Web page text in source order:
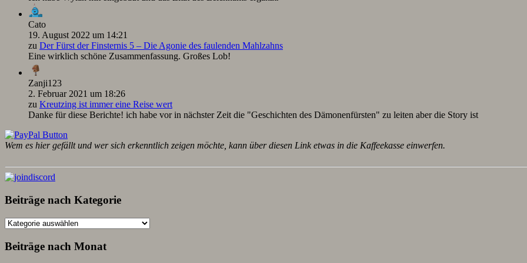
Cato
19. August 2022 um 14:21
zu Der Fürst der Finsternis 5 – Die Agonie des faulenden Mahlzahns
Eine wirklich schöne Zusammenfassung. Großes Lob!
Zanji123
2. Februar 2021 um 18:26
zu Kreutzing ist immer eine Reise wert
Danke für diese Berichte! ich habe vor in nächster Zeit die "Geschichten des Dämonenfürsten" zu leiten aber die Story ist
Wem es hier gefällt und wer sich erkenntlich zeigen möchte, kann über diesen Link etwas in die Kaffeekasse einwerfen.
Beiträge nach Kategorie
Beiträge
Kategorie
Beiträge nach Monat